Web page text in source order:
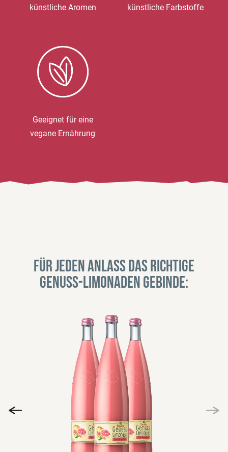
künstliche Aromen künstliche Farbstoffe
Geeignet für eine
vegane Ernährung
Für jeden Anlass das richtige
Genuss-Limonaden Gebinde: